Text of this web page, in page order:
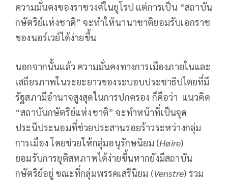
ความมั่นคงของราชวงศ์ในยุโรป แต่การเป็น “สถาบัน
กษัตริย์แห่งชาติ” จะทำให้นานาชาติยอมรับเอกราช
ของนอร์เวย์ได้ง่ายขึ้น
นอกจากนั้นแล้ว ความมั่นคงทางการเมืองภายในและ
เสถียรภาพในระยะยาวของระบอบประชาธิปไตยที่มี
รัฐสภามีอำนาจสูงสุดในการปกครอง ก็คือว่า แนวคิด
“สถาบันกษัตริย์แห่งชาติ” จะทำหน้าที่เป็นจุด
ประนีประนอมที่ช่วยประสานรอยร้าวระหว่างกลุ่ม
การเมือง โดยช่วยให้กลุ่มอนุรักษนิยม (Høire)
ยอมรับการยุติสหภาพได้ง่ายขึ้นหากยังมีสถาบัน
กษัตริย์อยู่ ขณะที่กลุ่มพรรคเสรีนิยม (Venstre) รวม